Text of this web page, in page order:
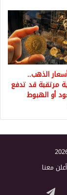
الذهب..
مرتقبة قد تدفع
أو الهبوط
أعلن معنا
تيلقرام